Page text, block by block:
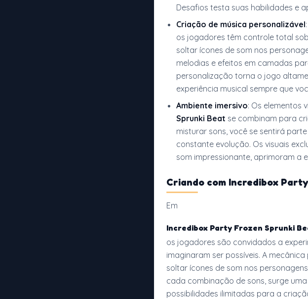
Desafios testa suas habilidades e
Criação de música personalizável
os jogadores têm controle total
soltar ícones de som nos
melodias e efeitos em camadas
personalização torna o jogo
experiência musical sempre que
Ambiente imersivo: Os elementos
Sprunki Beat se combinam para
misturar sons, você se sentirá
constante evolução. Os visuais
som impressionante, aprimoram a
Criando com Incredibox
Em
Incredibox Party Frozen Sprunki
os jogadores são convidados a
imaginaram ser possíveis. A
soltar ícones de som nos
cada combinação de sons, surge
possibilidades ilimitadas para a